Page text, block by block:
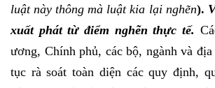
luật này thông mà luật kia lại nghẽn).
xuất phát từ điểm nghẽn thực tế.
ương, Chính phủ, các bộ, ngành và
tục rà soát toàn diện các quy định,